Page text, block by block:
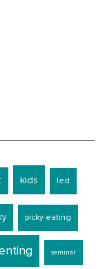
kids led
picky eating
seminar